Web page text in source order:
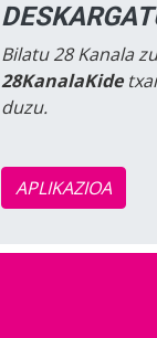
Bilatu 28 Kanala
28KanalaKide
duzu.
APLIKAZIOA